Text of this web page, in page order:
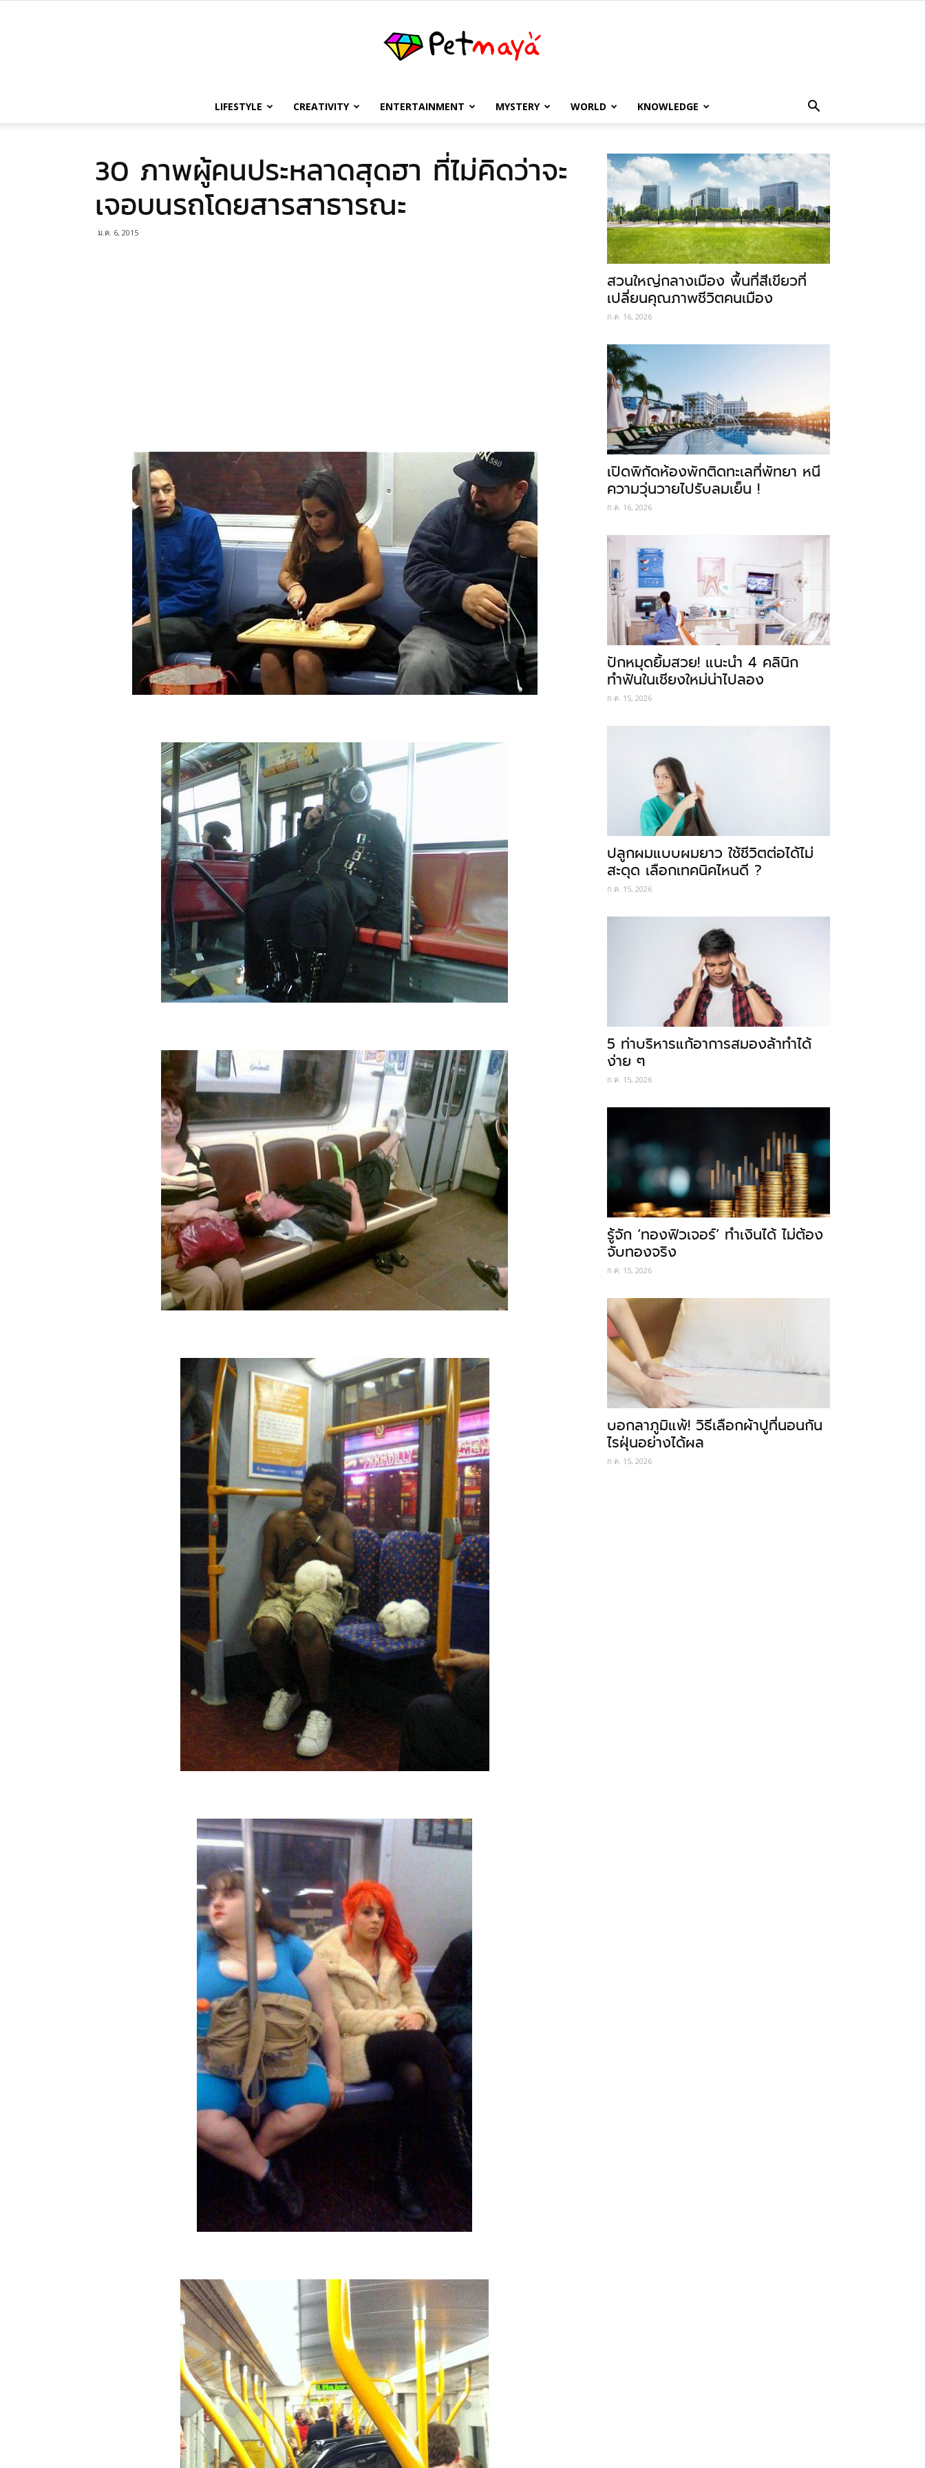
เพชร
LIFESTYLE CREATIVITY ENTERTAINMENT MYSTERY WORLD KNOWLEDGE
30 ภาพผู้คนประหลาดสุดฮา ที่ไม่คิดว่าจะ
เจอบนรถโดยสารสาธารณะ
ม.ค. 6, 2015
สวนใหญ่กลางเมือง พื้นที่สีเขียวที่
เปลี่ยนคุณภาพชีวิตคนเมือง
ก.ค. 16, 2026
เปิดพิกัดห้องพักติดทะเลที่พัทยา หนี
ความวุ่นวายไปรับลมเย็น !
ก.ค. 16, 2026
ปักหมุดยิ้มสวย! แนะนำ 4 คลินิก
ทำฟันในเชียงใหม่น่าไปลอง
ก.ค. 15, 2026
ปลูกผมแบบผมยาว ใช้ชีวิตต่อได้ไม่
สะดุด เลือกเทคนิคไหนดี ?
ก.ค. 15, 2026
5 ท่าบริหารแก้อาการสมองล้าทำได้
ง่าย ๆ
ก.ค. 15, 2026
รู้จัก ‘ทองฟิวเจอร์’ ทำเงินได้ ไม่ต้อง
จับทองจริง
ก.ค. 15, 2026
บอกลาภูมิแพ้! วิธีเลือกผ้าปูที่นอนกัน
ไรฝุ่นอย่างได้ผล
ก.ค. 15, 2026